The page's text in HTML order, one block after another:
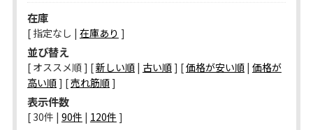
在庫
[ 指定なし | 在庫あり ]
並び替え
[ オススメ順 ] [新しい順| 古い順] [価格が安い順| 価格が
高い順] [売れ筋順]
表示件数
[ 30件 | 90件 | 120件 ]